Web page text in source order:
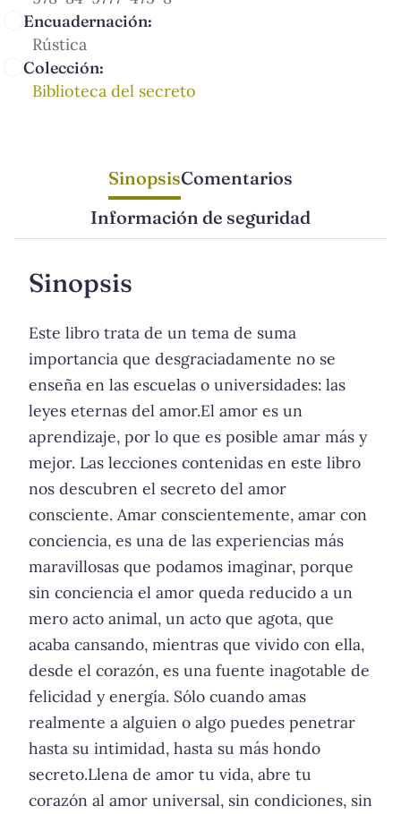
Encuadernación:
Rústica
Colección:
Biblioteca del secreto
SinopsisComentarios
Información de seguridad
Sinopsis
Este libro trata de un tema de suma
importancia que desgraciadamente no se
enseña en las escuelas o universidades: las
leyes eternas del amor.El amor es un
aprendizaje, por lo que es posible amar más y
mejor. Las lecciones contenidas en este libro
nos descubren el secreto del amor
consciente. Amar conscientemente, amar con
conciencia, es una de las experiencias más
maravillosas que podamos imaginar, porque
sin conciencia el amor queda reducido a un
mero acto animal, un acto que agota, que
acaba cansando, mientras que vivido con ella,
desde el corazón, es una fuente inagotable de
felicidad y energía. Sólo cuando amas
realmente a alguien o algo puedes penetrar
hasta su intimidad, hasta su más hondo
secreto.Llena de amor tu vida, abre tu
corazón al amor universal, sin condiciones, sin